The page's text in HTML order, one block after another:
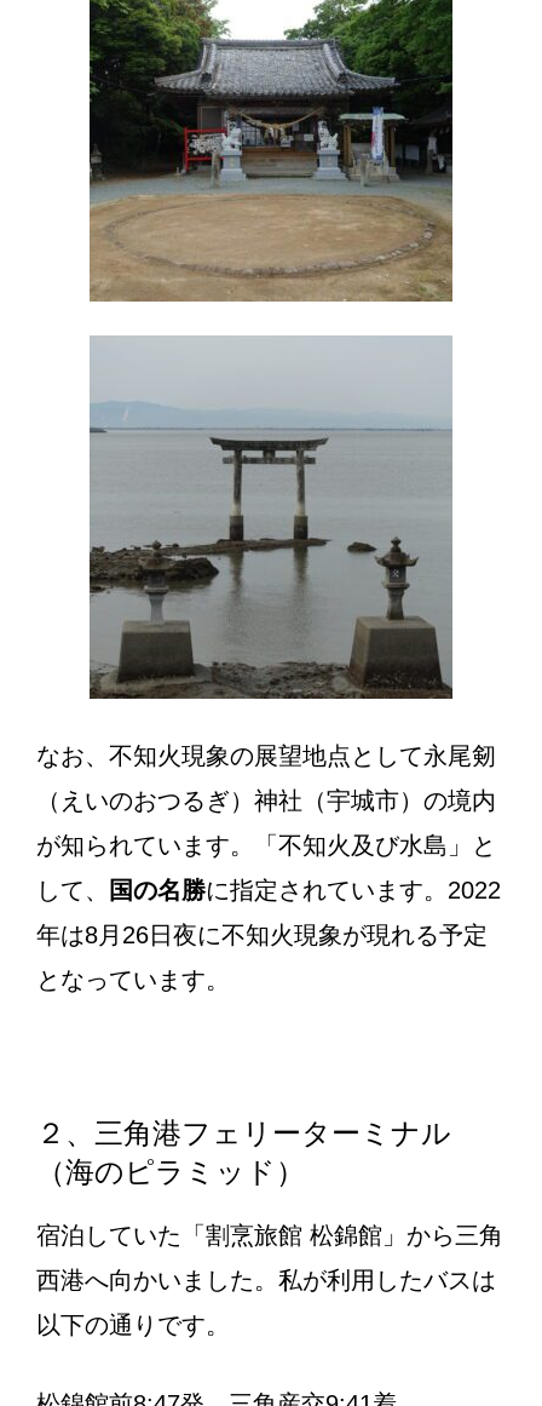
なお、不知火現象の展望地点として永尾剱
（えいのおつるぎ）神社（宇城市）の境内
が知られています。「不知火及び水島」と
して、
国の名勝に指定されています。2022
年は8月26日夜に不知火現象が現れる予定
となっています。
２、三角港フェリーターミナル
（海のピラミッド）
宿泊していた「割烹旅館 松錦館」から三角
西港へ向かいました。私が利用したバスは
以下の通りです。